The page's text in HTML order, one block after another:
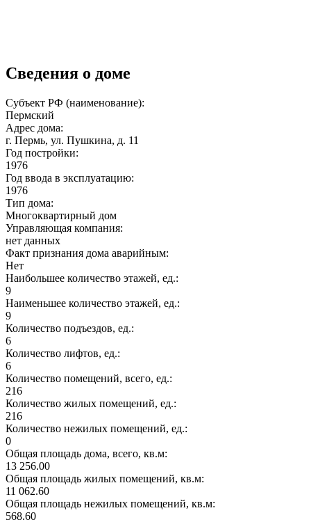
Сведения о доме
Субъект РФ (наименование):
Пермский
Адрес дома:
г. Пермь, ул. Пушкина, д. 11
Год постройки:
1976
Год ввода в эксплуатацию:
1976
Тип дома:
Многоквартирный дом
Управляющая компания:
нет данных
Факт признания дома аварийным:
Нет
Наибольшее количество этажей, ед.:
9
Наименьшее количество этажей, ед.:
9
Количество подъездов, ед.:
6
Количество лифтов, ед.:
6
Количество помещений, всего, ед.:
216
Количество жилых помещений, ед.:
216
Количество нежилых помещений, ед.:
0
Общая площадь дома, всего, кв.м:
13 256.00
Общая площадь жилых помещений, кв.м:
11 062.60
Общая площадь нежилых помещений, кв.м:
568.60